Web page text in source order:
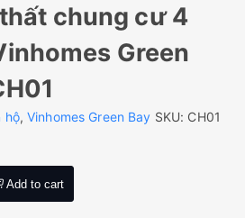
chung cư 4
Green
hộ,Vinhomes Green Bay SKU: CH01
Add to cart